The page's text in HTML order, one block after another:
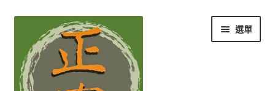
覽
列
要
內
選單